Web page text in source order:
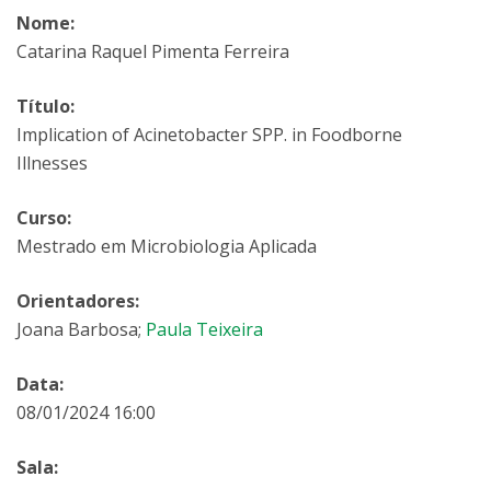
Nome:
Catarina Raquel Pimenta Ferreira
Título:
Implication of Acinetobacter SPP. in Foodborne
Illnesses
Curso:
Mestrado em Microbiologia Aplicada
Orientadores:
Joana Barbosa; Paula Teixeira
Data:
08/01/2024 16:00
Sala: